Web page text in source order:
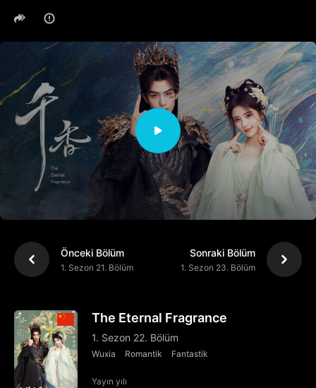
Önceki Bölüm
1. Sezon 21. Bölüm
Sonraki Bölüm
1. Sezon 23. Bölüm
The Eternal Fragrance
1. Sezon 22. Bölüm
Wuxia Romantik Fantastik
Yayın yılı